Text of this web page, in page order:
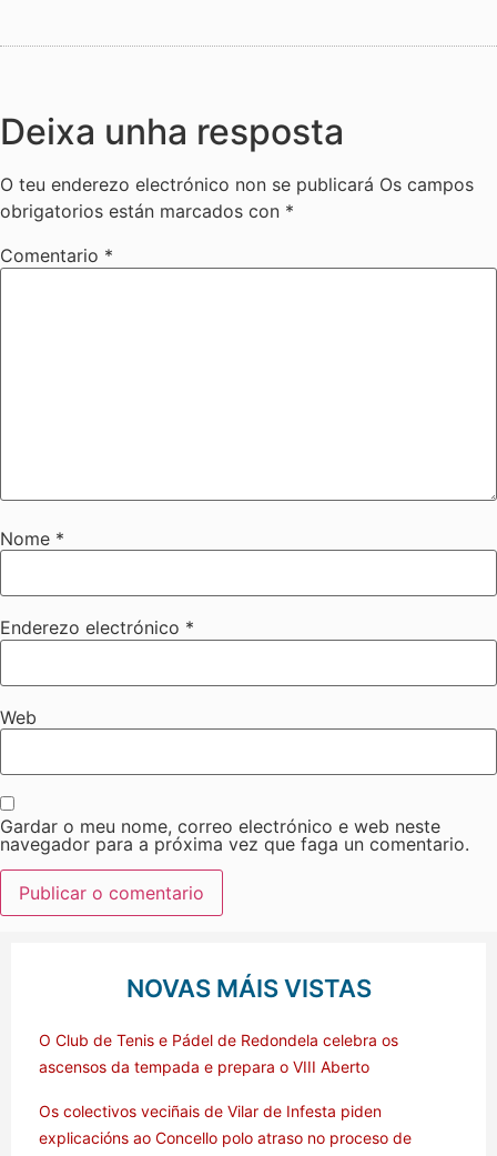
Deixa unha resposta
O teu enderezo electrónico non se publicará Os campos
obrigatorios están marcados con *
Comentario *
Nome *
Enderezo electrónico *
Web
Gardar o meu nome, correo electrónico e web neste
navegador para a próxima vez que faga un comentario.
NOVAS MÁIS VISTAS
O Club de Tenis e Pádel de Redondela celebra os
ascensos da tempada e prepara o VIII Aberto
Os colectivos veciñais de Vilar de Infesta piden
explicacións ao Concello polo atraso no proceso de